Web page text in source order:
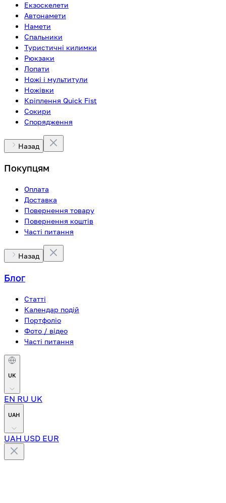
Екзоскелети
Автонамети
Намети
Спальники
Туристичні килимки
Рюкзаки
Лопати
Ножі і мультитули
Ножівки
Кріплення Quick Fist
Сокири
Спорядження
Назад
Покупцям
Оплата
Доставка
Повернення товару
Повернення коштів
Часті питання
Назад
Блог
Статті
Календар подій
Портфоліо
Фото / відео
Часті питання
UK
EN RU UK
UAH
UAH USD EUR